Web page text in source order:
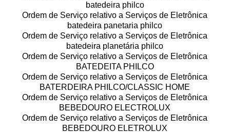
batedeira philco
Ordem de Serviço relativo a Serviços de Eletrônica
batedeira panetaria philco
Ordem de Serviço relativo a Serviços de Eletrônica
batedeira planetária philco
Ordem de Serviço relativo a Serviços de Eletrônica
BATEDEITA PHILCO
Ordem de Serviço relativo a Serviços de Eletrônica
BATERDEIRA PHILCO/CLASSIC HOME
Ordem de Serviço relativo a Serviços de Eletrônica
BEBEDOURO ELECTROLUX
Ordem de Serviço relativo a Serviços de Eletrônica
BEBEDOURO ELETROLUX